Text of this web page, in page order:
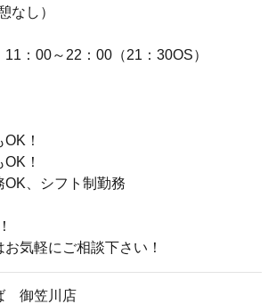
なし）
：00～22：00（21：30OS）
！
！
OK、シフト制勤務
気軽にご相談下さい！
御笠川店